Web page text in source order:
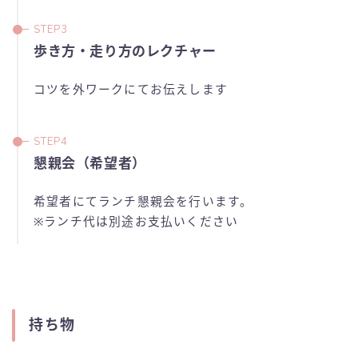
歩き方・走り方のレクチャー
コツを外ワークにてお伝えします
懇親会（希望者）
希望者にてランチ懇親会を行います。
※ランチ代は別途お支払いください
持ち物